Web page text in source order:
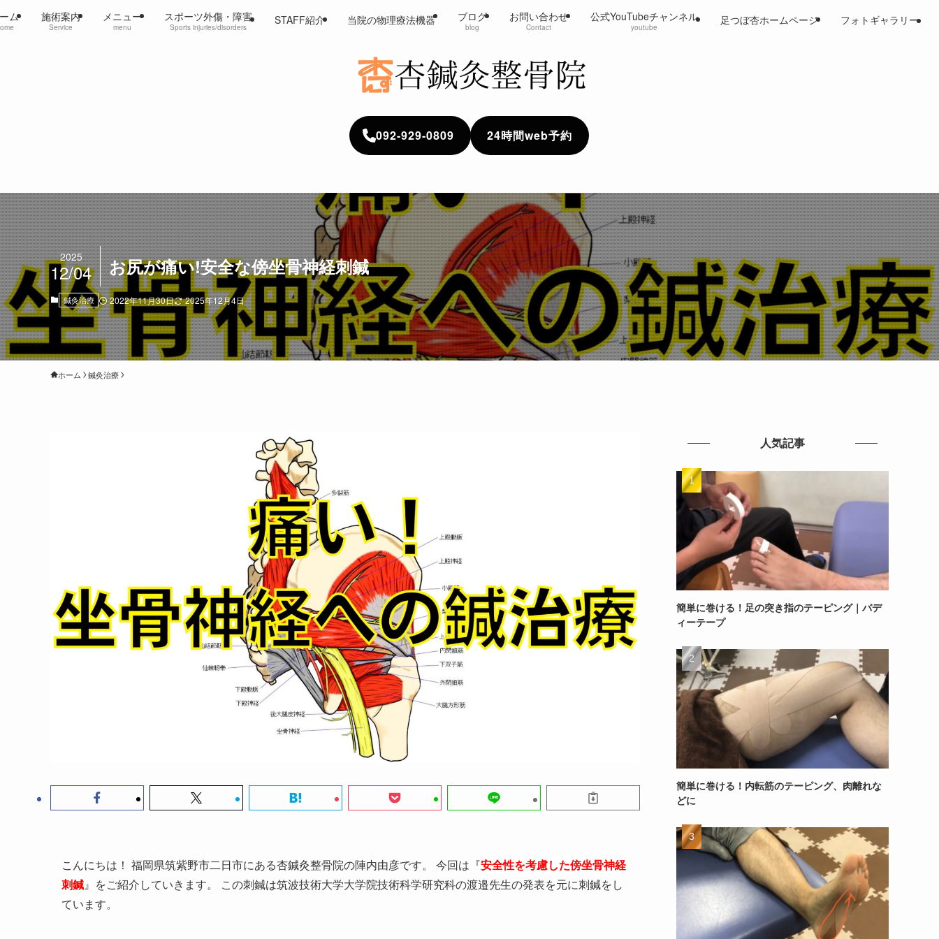
ム 施術案内
Service
メニュー
menu
スポーツ外傷・障害
Sports injuries/disorders
STAFF紹介 当院の物理療法機器 ブログ
blog
お問い合わせ
Contact
公式YouTubeチャンネル
youtube
足つぼ杏ホームページ フォトギャラリー
092-929-0809 24時間web予約
お尻が痛い!安全な傍坐骨神経刺鍼
2025
12/04
鍼灸治療 2022年11月30日 2025年12月4日
ホーム 鍼灸治療
こんにちは！ 福岡県筑紫野市二日市にある杏鍼灸整骨院の陣内由彦です。 今回は『安全性を考慮した傍坐骨神経
刺鍼』をご紹介していきます。 この刺鍼は筑波技術大学大学院技術科学研究科の渡邉先生の発表を元に刺鍼をし
ています。
人気記事
簡単に巻ける！足の突き指のテーピング｜バデ
ィーテープ
簡単に巻ける！内転筋のテーピング、肉離れな
どに